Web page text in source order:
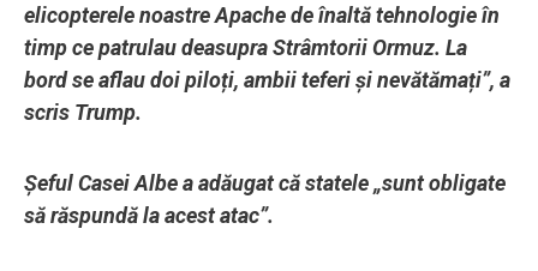
elicopterele noastre Apache de înaltă tehnologie în
timp ce patrulau deasupra Strâmtorii Ormuz. La
bord se aflau doi piloți, ambii teferi și nevătămați”, a
scris Trump.
Șeful Casei Albe a adăugat că statele „sunt obligate
să răspundă la acest atac”.